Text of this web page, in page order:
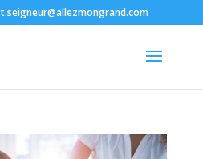
t.seigneur@allezmongrand.com